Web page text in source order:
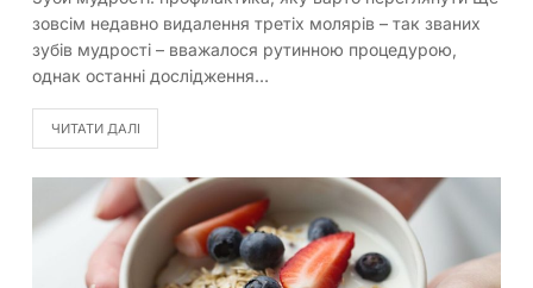
зовсім недавно видалення третіх молярів – так званих
зубів мудрості – вважалося рутинною процедурою,
однак останні дослідження…
ЧИТАТИ ДАЛІ